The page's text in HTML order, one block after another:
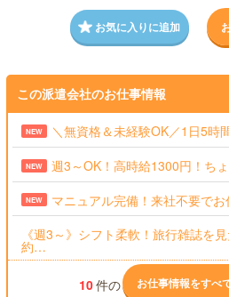
お気に入りに追加
この派遣会社のお仕事情報
NEW ＼無資格＆未経験OK／1日5時
NEW 週3～OK！高時給1300円！ち
NEW
マニュアル完備！来社不要で
《週3～》シフト柔軟！旅行雑誌を
約…
10件の お仕事情報をすべ